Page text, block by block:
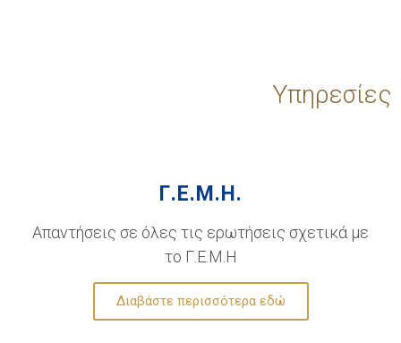
Υπηρεσίες
Γ.Ε.Μ.Η.
Απαντήσεις σε όλες τις ερωτήσεις σχετικά με
το Γ.Ε.Μ.Η
Διαβάστε περισσότερα εδώ